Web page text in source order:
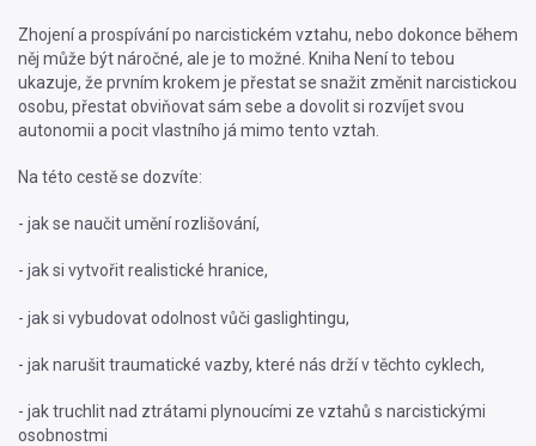
Zhojení a prospívání po narcistickém vztahu, nebo dokonce během
něj může být náročné, ale je to možné. Kniha Není to tebou
ukazuje, že prvním krokem je přestat se snažit změnit narcistickou
osobu, přestat obviňovat sám sebe a dovolit si rozvíjet svou
autonomii a pocit vlastního já mimo tento vztah.
Na této cestě se dozvíte:
- jak se naučit umění rozlišování,
- jak si vytvořit realistické hranice,
- jak si vybudovat odolnost vůči gaslightingu,
- jak narušit traumatické vazby, které nás drží v těchto cyklech,
- jak truchlit nad ztrátami plynoucími ze vztahů s narcistickými
osobnostmi